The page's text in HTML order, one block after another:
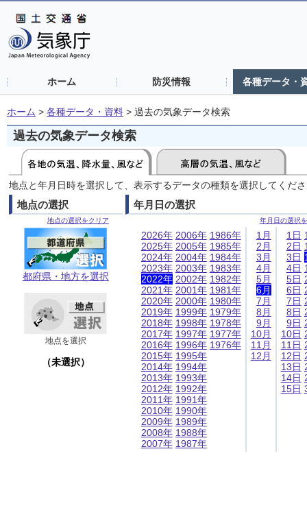
ホーム 防災情報 各種データ・
ホーム > 各種データ・資料 > 過去の気象データ検索
過去の気象データ検索
地点と年月日時を選択して、表示するデータの種類を選択してくだ
地点の選択
地点の選択をクリア
都府県・地方を選択
地点を選択
（未選択）
年月日の選択
年月日の選択
2026年
2025年
2024年
2023年
2022年
2021年
2020年
2019年
2018年
2017年
2016年
2015年
2014年
2013年
2012年
2011年
2010年
2009年
2008年
2007年
2006年
2005年
2004年
2003年
2002年
2001年
2000年
1999年
1998年
1997年
1996年
1995年
1994年
1993年
1992年
1991年
1990年
1989年
1988年
1987年
1986年
1985年
1984年
1983年
1982年
1981年
1980年
1979年
1978年
1977年
1976年
1月
2月
3月
4月
5月
6月
7月
8月
9月
10月
11月
12月
1日
2日
3日
4日
5日
6日
7日
8日
9日
10日
11日
12日
13日
14日
15日